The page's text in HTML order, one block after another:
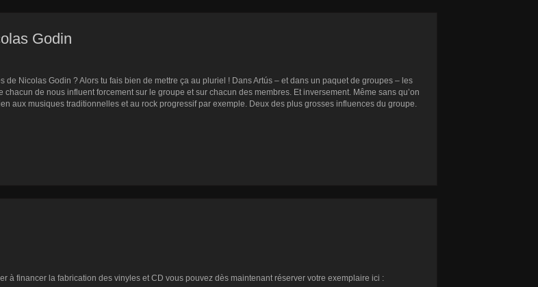
Godin
Nicolas Godin ? Alors tu fais bien de mettre ça au pluriel ! Dans Artús – et dans un paquet de groupes – les
de nous influent forcement sur le groupe et sur chacun des membres. Et inversement. Même sans qu’on
aux musiques traditionnelles et au rock progressif par exemple. Deux des plus grosses influences du groupe.
à financer la fabrication des vinyles et CD vous pouvez dès maintenant réserver votre exemplaire ici :